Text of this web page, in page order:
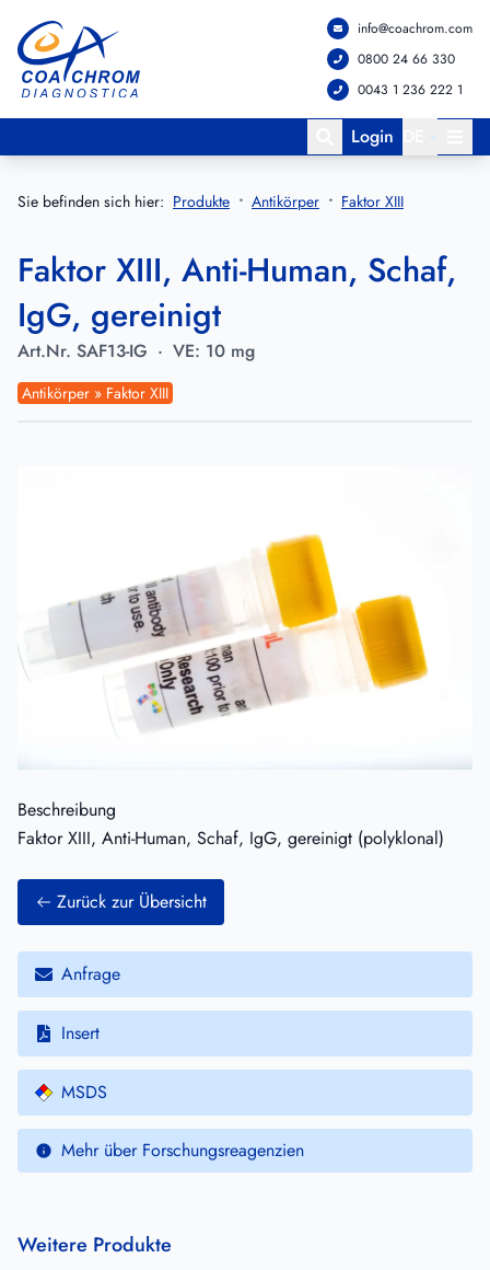
Zum Hauptmenü springen
Zum Hauptinhalt springen
info@coachrom.com
0800 24 66 330
0043 1 236 222 1
Login
Sie befinden sich hier: Produkte Antikörper Faktor XIII
Faktor XIII, Anti-Human, Schaf,
IgG, gereinigt
Art.Nr. SAF13-IG · VE: 10 mg
Antikörper » Faktor XIII
Beschreibung
Faktor XIII, Anti-Human, Schaf, IgG, gereinigt (polyklonal)
Zurück zur Übersicht
Anfrage
Insert
MSDS
Mehr über Forschungsreagenzien
Weitere Produkte